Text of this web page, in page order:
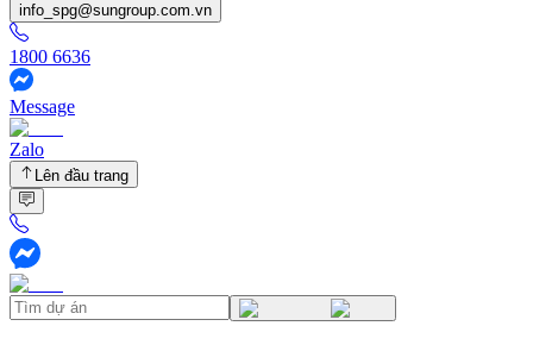
info_spg@sungroup.com.vn
1800 6636
Message
Zalo
Lên đầu trang